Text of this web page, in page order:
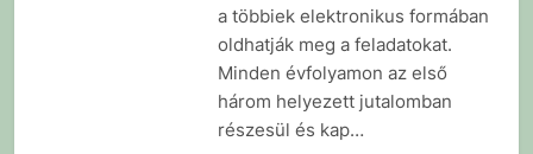
a többiek elektronikus formában
oldhatják meg a feladatokat.
Minden évfolyamon az első
három helyezett jutalomban
részesül és kap…